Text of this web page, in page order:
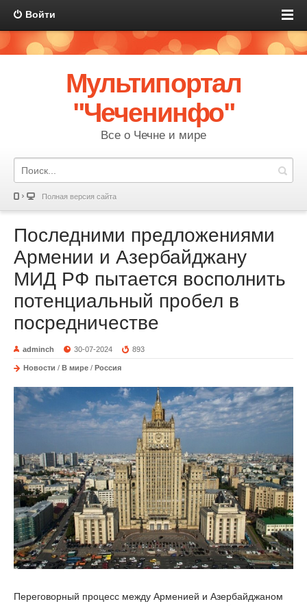
Войти
Мультипортал
"Чеченинфо"
Все о Чечне и мире
Полная версия сайта
Последними предложениями
Армении и Азербайджану
МИД РФ пытается восполнить
потенциальный пробел в
посредничестве
adminch 30-07-2024 893
Новости / В мире / Россия
Переговорный процесс между Арменией и Азербайджаном